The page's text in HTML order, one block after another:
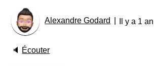
Alexandre Godard Il y a 1 an
🔈 Écouter